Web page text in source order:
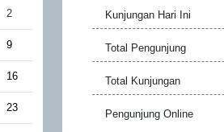
2
9
16
23
Kunjungan Hari Ini
Total Pengunjung
Total Kunjungan
Pengunjung Online